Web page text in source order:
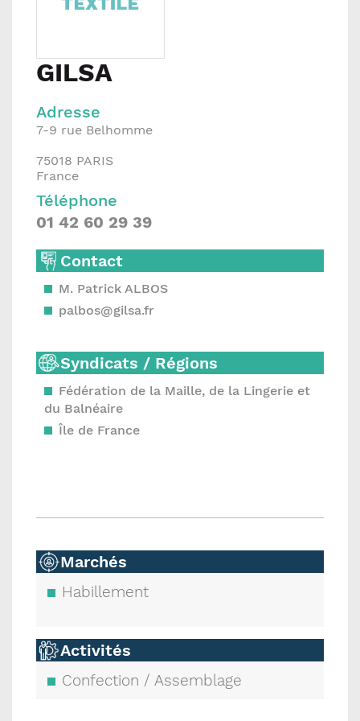
GILSA
Adresse
7-9 rue Belhomme
75018 PARIS
France
Téléphone
01 42 60 29 39
Contact
M. Patrick ALBOS
palbos@gilsa.fr
Syndicats / Régions
Fédération de la Maille, de la Lingerie et
du Balnéaire
Île de France
Marchés
Habillement
Activités
Confection / Assemblage